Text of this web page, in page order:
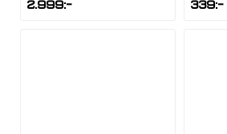
2.999:- 339:-